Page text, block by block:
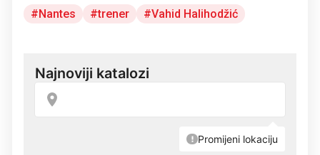
Nantes trener Vahid Halihodžić